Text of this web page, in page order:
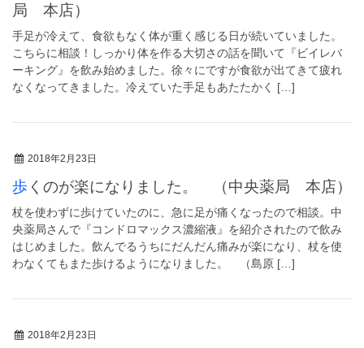
局 本店）
手足が冷えて、食欲もなく体が重く感じる日が続いていました。
こちらに相談！しっかり体を作る大切さの話を聞いて『ビイレバ
ーキング』を飲み始めました。徐々にですが食欲が出てきて疲れ
なくなってきました。冷えていた手足もあたたかく […]
2018年2月23日
歩くのが楽になりました。 （中央薬局 本店）
杖を使わずに歩けていたのに、急に足が痛くなったので相談。中
央薬局さんで『コンドロマックス濃縮液』を紹介されたので飲み
はじめました。飲んでるうちにだんだん痛みが楽になり、杖を使
わなくてもまた歩けるようになりました。 （島原 […]
2018年2月23日